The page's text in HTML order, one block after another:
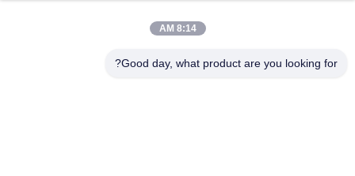
A4FO125_30R-
الإزاحة عالية الموثوقية
8:14 AM
Good day, what product are you looking for?